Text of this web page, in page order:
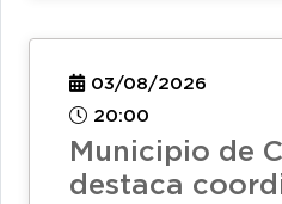
03/08/2026
20:00
Municipio de
destaca